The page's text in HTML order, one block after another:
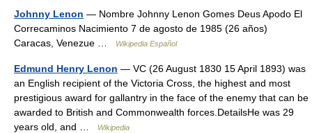
Johnny Lenon — Nombre Johnny Lenon Gomes Deus Apodo El
Correcaminos Nacimiento 7 de agosto de 1985 (26 años)
Caracas, Venezue …
Wikipedia Español
Edmund Henry Lenon — VC (26 August 1830 15 April 1893) was
an English recipient of the Victoria Cross, the highest and most
prestigious award for gallantry in the face of the enemy that can be
awarded to British and Commonwealth forces.DetailsHe was 29
years old, and …
Wikipedia